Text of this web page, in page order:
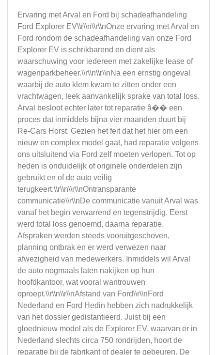
Ervaring met Arval en Ford bij schadeafhandeling
Ford Explorer EV\\r\\n\\r\\nOnze ervaring met Arval en
Ford rondom de schadeafhandeling van onze Ford
Explorer EV is schrikbarend en dient als
waarschuwing voor iedereen met zakelijke lease of
wagenparkbeheer.\\r\\n\\r\\nNa een ernstig ongeval
waarbij de auto klem kwam te zitten onder een
vrachtwagen, leek aanvankelijk sprake van total loss.
Arval besloot echter later tot reparatie â�� een
proces dat inmiddels bijna vier maanden duurt bij
Re-Cars Horst. Gezien het feit dat het hier om een
nieuw en complex model gaat, had reparatie volgens
ons uitsluitend via Ford zelf moeten verlopen. Tot op
heden is onduidelijk of originele onderdelen zijn
gebruikt en of de auto veilig
terugkeert.\\r\\n\\r\\nOntransparante
communicatie\\r\\nDe communicatie vanuit Arval was
vanaf het begin verwarrend en tegenstrijdig. Eerst
werd total loss genoemd, daarna reparatie.
Afspraken werden steeds vooruitgeschoven,
planning ontbrak en er werd verwezen naar
afwezigheid van medewerkers. Inmiddels wil Arval
de auto nogmaals laten nakijken op hun
hoofdkantoor, wat vooral wantrouwen
oproept.\\r\\n\\r\\nAfstand van Ford\\r\\nFord
Nederland en Ford Hedin hebben zich nadrukkelijk
van het dossier gedistantieerd. Juist bij een
gloednieuw model als de Explorer EV, waarvan er in
Nederland slechts circa 750 rondrijden, hoort de
reparatie bij de fabrikant of dealer te gebeuren. De